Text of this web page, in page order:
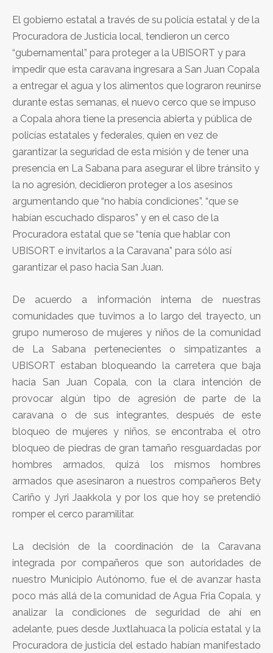
El gobierno estatal a través de su policía estatal y de la
Procuradora de Justicia local, tendieron un cerco
“gubernamental” para proteger a la UBISORT y para
impedir que esta caravana ingresara a San Juan Copala
a entregar el agua y los alimentos que lograron reunirse
durante estas semanas, el nuevo cerco que se impuso
a Copala ahora tiene la presencia abierta y pública de
policías estatales y federales, quien en vez de
garantizar la seguridad de esta misión y de tener una
presencia en La Sabana para asegurar el libre tránsito y
la no agresión, decidieron proteger a los asesinos
argumentando que “no había condiciones”, “que se
habían escuchado disparos” y en el caso de la
Procuradora estatal que se “tenía que hablar con
UBISORT e invitarlos a la Caravana” para sólo así
garantizar el paso hacia San Juan.
De acuerdo a información interna de nuestras
comunidades que tuvimos a lo largo del trayecto, un
grupo numeroso de mujeres y niños de la comunidad
de La Sabana pertenecientes o simpatizantes a
UBISORT estaban bloqueando la carretera que baja
hacia San Juan Copala, con la clara intención de
provocar algún tipo de agresión de parte de la
caravana o de sus integrantes, después de este
bloqueo de mujeres y niños, se encontraba el otro
bloqueo de piedras de gran tamaño resguardadas por
hombres armados, quizá los mismos hombres
armados que asesinaron a nuestros compañeros Bety
Cariño y Jyri Jaakkola y por los que hoy se pretendió
romper el cerco paramilitar.
La decisión de la coordinación de la Caravana
integrada por compañeros que son autoridades de
nuestro Municipio Autónomo, fue el de avanzar hasta
poco más allá de la comunidad de Agua Fria Copala, y
analizar la condiciones de seguridad de ahí en
adelante, pues desde Juxtlahuaca la policía estatal y la
Procuradora de justicia del estado habían manifestado